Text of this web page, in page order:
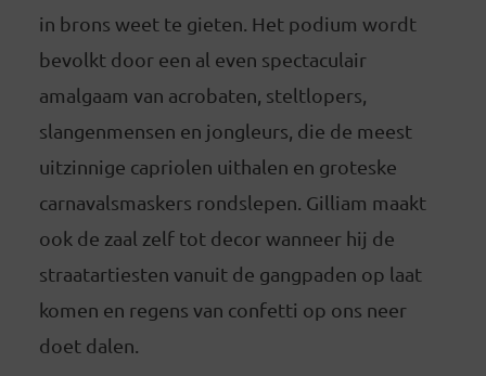
in brons weet te gieten. Het podium wordt
bevolkt door een al even spectaculair
amalgaam van acrobaten, steltlopers,
slangenmensen en jongleurs, die de meest
uitzinnige capriolen uithalen en groteske
carnavalsmaskers rondslepen. Gilliam maakt
ook de zaal zelf tot decor wanneer hij de
straatartiesten vanuit de gangpaden op laat
komen en regens van confetti op ons neer
doet dalen.